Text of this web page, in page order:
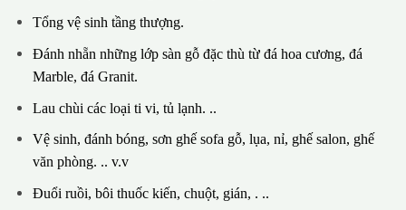
Tổng vệ sinh tầng thượng.
Đánh nhẵn những lớp sàn gỗ đặc thù từ đá hoa cương, đá
Marble, đá Granit.
Lau chùi các loại ti vi, tủ lạnh. ..
Vệ sinh, đánh bóng, sơn ghế sofa gỗ, lụa, nỉ, ghế salon, ghế
văn phòng. .. v.v
Đuổi ruồi, bôi thuốc kiến, chuột, gián, . ..